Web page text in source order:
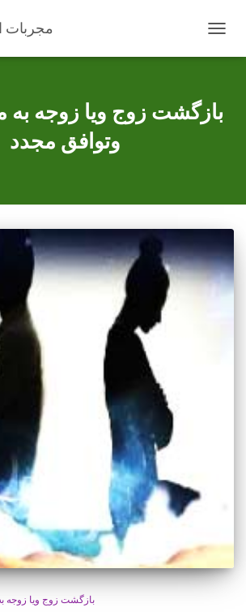
مجربات
بازگشت زوج ویا زوجه
وتوافق مجدد
بازگشت زوج ویا زوجه